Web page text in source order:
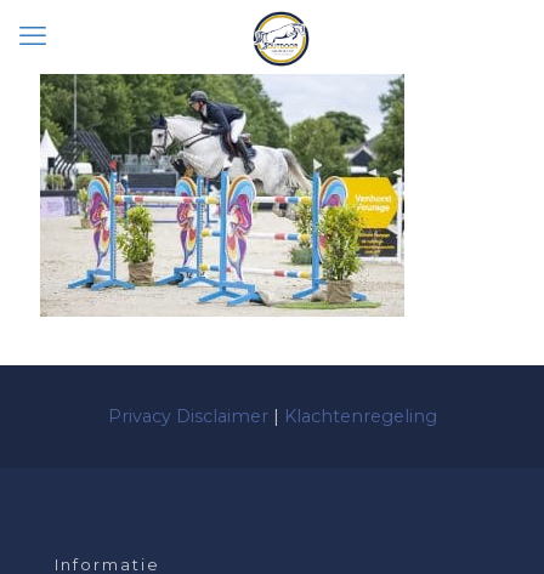
Privacy Disclaimer| Klachtenregeling
Informatie